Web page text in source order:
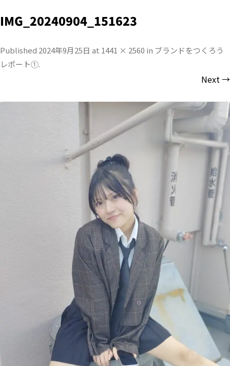
IMG_20240904_151623
Published 2024年9月25日 at 1441 × 2560 in ブランドをつくろう
レポート①.
Next →